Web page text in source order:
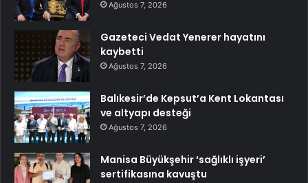
Ağustos 7, 2026
Gazeteci Vedat Yenerer hayatını
kaybetti
Ağustos 7, 2026
Balıkesir’de Kepsut’a Kent Lokantası
ve altyapı desteği
Ağustos 7, 2026
Manisa Büyükşehir ‘sağlıklı işyeri’
sertifikasına kavuştu